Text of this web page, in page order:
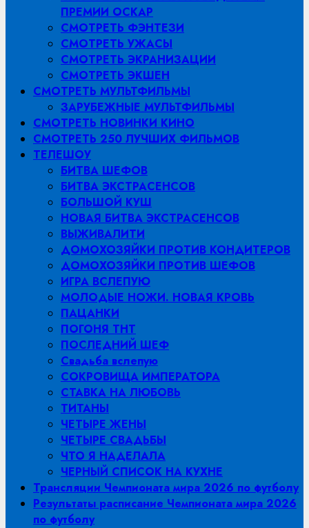
ПРЕМИИ ОСКАР
СМОТРЕТЬ ФЭНТЕЗИ
СМОТРЕТЬ УЖАСЫ
СМОТРЕТЬ ЭКРАНИЗАЦИИ
СМОТРЕТЬ ЭКШЕН
СМОТРЕТЬ МУЛЬТФИЛЬМЫ
ЗАРУБЕЖНЫЕ МУЛЬТФИЛЬМЫ
СМОТРЕТЬ НОВИНКИ КИНО
СМОТРЕТЬ 250 ЛУЧШИХ ФИЛЬМОВ
ТЕЛЕШОУ
БИТВА ШЕФОВ
БИТВА ЭКСТРАСЕНСОВ
БОЛЬШОЙ КУШ
НОВАЯ БИТВА ЭКСТРАСЕНСОВ
ВЫЖИВАЛИТИ
ДОМОХОЗЯЙКИ ПРОТИВ КОНДИТЕРОВ
ДОМОХОЗЯЙКИ ПРОТИВ ШЕФОВ
ИГРА ВСЛЕПУЮ
МОЛОДЫЕ НОЖИ. НОВАЯ КРОВЬ
ПАЦАНКИ
ПОГОНЯ ТНТ
ПОСЛЕДНИЙ ШЕФ
Свадьба вслепую
СОКРОВИЩА ИМПЕРАТОРА
СТАВКА НА ЛЮБОВЬ
ТИТАНЫ
ЧЕТЫРЕ ЖЕНЫ
ЧЕТЫРЕ СВАДЬБЫ
ЧТО Я НАДЕЛАЛА
ЧЕРНЫЙ СПИСОК НА КУХНЕ
Трансляции Чемпионата мира 2026 по футболу
Результаты расписание Чемпионата мира 2026
по футболу